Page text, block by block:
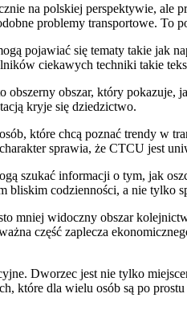
na polskiej perspektywie,
problemy transportowe. To
pojawiać się tematy takie jak
ciekawych techniki takie
obszar, który pokazuje,
kryje się dziedzictwo.
które chcą poznać trendy w
sprawia, że CTCU jest
szukać informacji o tym, jak
codzienności, a nie tylko
mniej widoczny obszar
część zaplecza
Dworzec jest nie tylko
dla wielu osób są po